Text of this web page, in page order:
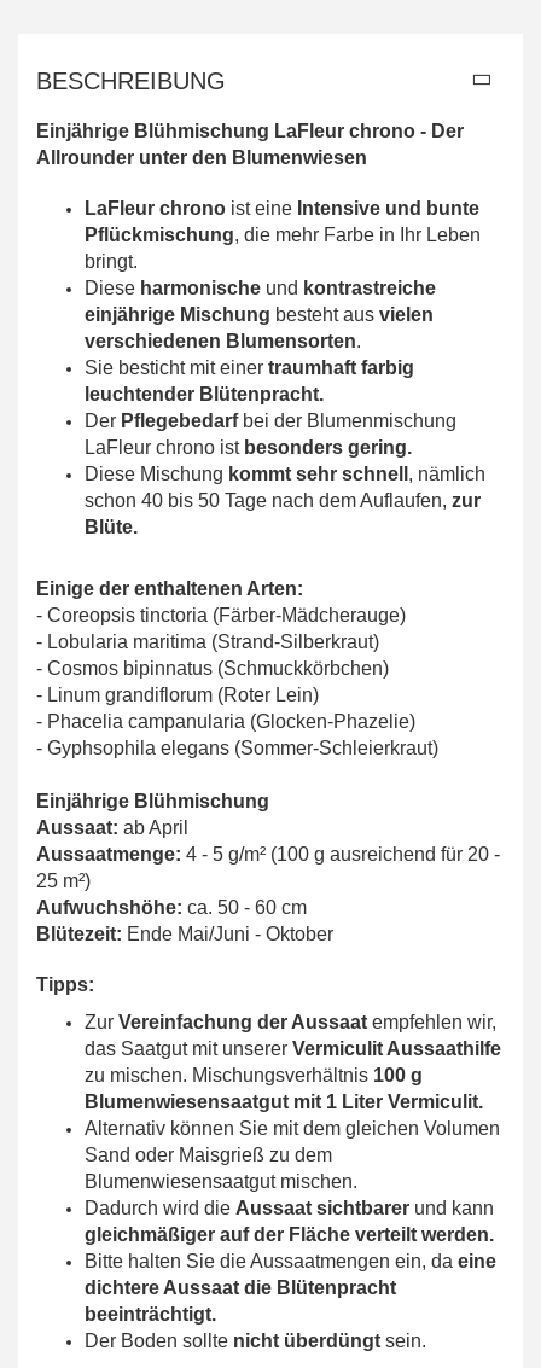
BESCHREIBUNG
Einjährige Blühmischung LaFleur chrono - Der
Allrounder unter den Blumenwiesen
LaFleur chrono ist eine Intensive und bunte
Pflückmischung, die mehr Farbe in Ihr Leben
bringt.
Diese harmonische und kontrastreiche
einjährige Mischung besteht aus vielen
verschiedenen Blumensorten.
Sie besticht mit einer traumhaft farbig
leuchtender Blütenpracht.
Der Pflegebedarf bei der Blumenmischung
LaFleur chrono istbesonders gering.
Diese Mischung kommt sehr schnell , nämlich
schon 40 bis 50 Tage nach dem Auflaufen, zur
Blüte.
Einige der enthaltenen Arten:
- Coreopsis tinctoria (Färber-Mädcherauge)
- Lobularia maritima (Strand-Silberkraut)
- Cosmos bipinnatus (Schmuckkörbchen)
- Linum grandiflorum (Roter Lein)
- Phacelia campanularia (Glocken-Phazelie)
- Gyphsophila elegans (Sommer-Schleierkraut)
Einjährige Blühmischung
Aussaat: ab April
Aussaatmenge: 4 - 5 g/m² (100 g ausreichend für 20 -
25 m²)
Aufwuchshöhe: ca. 50 - 60 cm
Blütezeit: Ende Mai/Juni - Oktober
Tipps:
Zur Vereinfachung der Aussaat empfehlen wir,
das Saatgut mit unserer Vermiculit Aussaathilfe
zu mischen. Mischungsverhältnis 100 g
Blumenwiesensaatgut mit 1 Liter Vermiculit.
Alternativ können Sie mit dem gleichen Volumen
Sand oder Maisgrieß zu dem
Blumenwiesensaatgut mischen.
Dadurch wird die Aussaat sichtbarer und kann
gleichmäßiger auf der Fläche verteilt werden.
Bitte halten Sie die Aussaatmengen ein, da eine
dichtere Aussaat die Blütenpracht
beeinträchtigt.
Der Boden sollte nicht überdüngt sein.